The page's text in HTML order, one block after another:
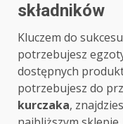
składników
Kluczem do
potrzebujesz
dostępnych
potrzebujesz do
kurczaka,